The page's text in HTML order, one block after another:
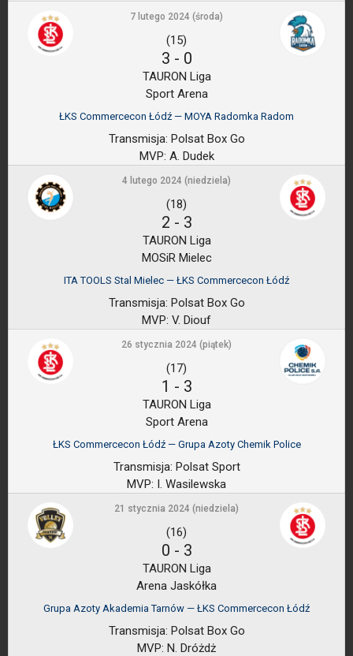
7 lutego 2024 (środa)
(15)
3 - 0
TAURON Liga
Sport Arena
ŁKS Commercecon Łódź — MOYA Radomka Radom
Transmisja: Polsat Box Go
MVP: A. Dudek
4 lutego 2024 (niedziela)
(18)
2 - 3
TAURON Liga
MOSiR Mielec
ITA TOOLS Stal Mielec — ŁKS Commercecon Łódź
Transmisja: Polsat Box Go
MVP: V. Diouf
26 stycznia 2024 (piątek)
(17)
1 - 3
TAURON Liga
Sport Arena
ŁKS Commercecon Łódź — Grupa Azoty Chemik Police
Transmisja: Polsat Sport
MVP: I. Wasilewska
21 stycznia 2024 (niedziela)
(16)
0 - 3
TAURON Liga
Arena Jaskółka
Grupa Azoty Akademia Tarnów — ŁKS Commercecon Łódź
Transmisja: Polsat Box Go
MVP: N. Dróżdż